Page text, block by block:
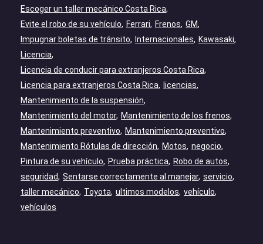
Escoger un taller mecánico Costa Rica
Evite el robo de su vehículo
Ferrari Frenos GM
Impugnar boletas de tránsito
Internacionales
Kawasaki
Licencia
Licencia de conducir para extranjeros Costa Rica
Licencia para extranjeros Costa Rica
licencias
Mantenimiento de la suspensión
Mantenimiento del motor
Mantenimiento de los frenos
Mantenimiento preventivo
Mantenimiento preventivo
Mantenimiento Rótulas de dirección
Motos negocio
Pintura de su vehículo
Prueba práctica
Robo de autos
seguridad
Sentarse correctamente al manejar servicio
taller mecánico
Toyota ultimos modelos vehículo
vehículos